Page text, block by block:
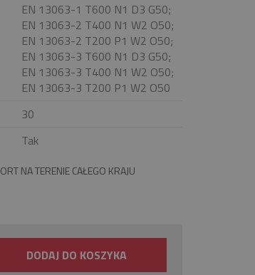
EN 13063-1 T600 N1 D3 G50;
EN 13063-2 T400 N1 W2 O50;
EN 13063-2 T200 P1 W2 O50;
EN 13063-3 T600 N1 D3 G50;
EN 13063-3 T400 N1 W2 O50;
EN 13063-3 T200 P1 W2 O50
30
Tak
NA TERENIE CAŁEGO KRAJU
DODAJ DO KOSZYKA